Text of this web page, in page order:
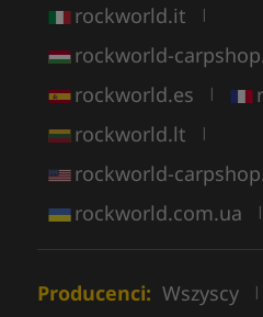
rockworld.it |
rockworld-
rockworld.es |
rockworld.lt |
rockworld-
rockworld.com.ua |
Producenci: Wszyscy |